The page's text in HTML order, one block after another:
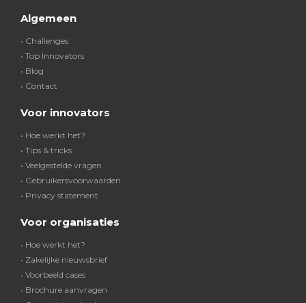
Algemeen
• Challenges
• Top Innovators
• Blog
• Contact
Voor innovators
• Hoe werkt het?
• Tips & tricks
• Veelgestelde vragen
• Gebruikersvoorwaarden
• Privacy statement
Voor organisaties
• Hoe werkt het?
• Zakelijke nieuwsbrief
• Voorbeeld cases
• Brochure aanvragen